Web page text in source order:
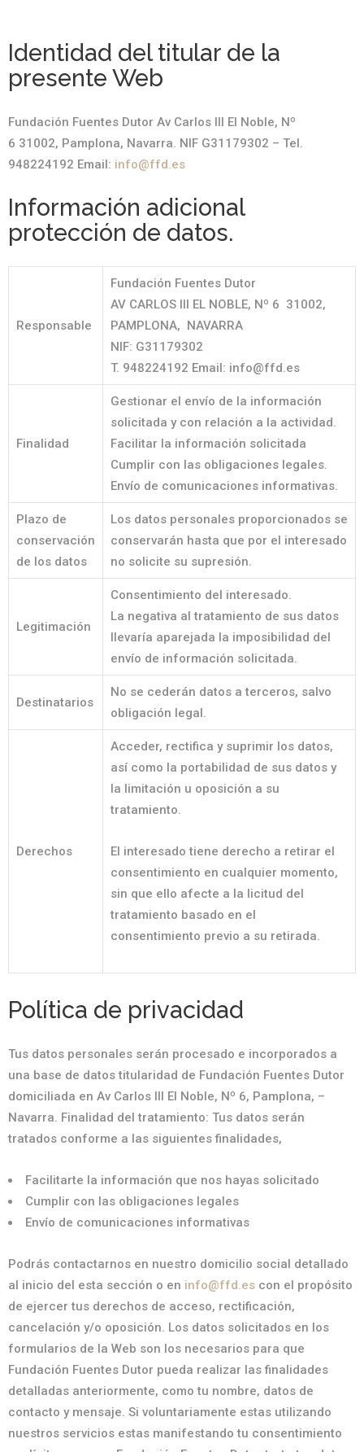
Identidad del titular de la
presente Web
Fundación Fuentes Dutor Av Carlos III El Noble, Nº
6 31002, Pamplona, Navarra. NIF G31179302 – Tel.
948224192 Email: info@ffd.es
Información adicional
protección de datos.
Responsable
Fundación Fuentes Dutor
AV CARLOS III EL NOBLE, Nº 6 31002,
PAMPLONA, NAVARRA
NIF: G31179302
T. 948224192 Email: info@ffd.es
Finalidad
Gestionar el envío de la información
solicitada y con relación a la actividad.
Facilitar la información solicitada
Cumplir con las obligaciones legales.
Envío de comunicaciones informativas.
Plazo de
conservación
de los datos
Los datos personales proporcionados se
conservarán hasta que por el interesado
no solicite su supresión.
Legitimación
Consentimiento del interesado.
La negativa al tratamiento de sus datos
llevaría aparejada la imposibilidad del
envío de información solicitada.
Destinatarios
No se cederán datos a terceros, salvo
obligación legal.
Derechos
Acceder, rectifica y suprimir los datos,
así como la portabilidad de sus datos y
la limitación u oposición a su
tratamiento.
El interesado tiene derecho a retirar el
consentimiento en cualquier momento,
sin que ello afecte a la licitud del
tratamiento basado en el
consentimiento previo a su retirada.
Política de privacidad
Tus datos personales serán procesado e incorporados a
una base de datos titularidad de Fundación Fuentes Dutor
domiciliada en Av Carlos III El Noble, Nº 6, Pamplona, –
Navarra. Finalidad del tratamiento: Tus datos serán
tratados conforme a las siguientes finalidades,
Facilitarte la información que nos hayas solicitado
Cumplir con las obligaciones legales
Envío de comunicaciones informativas
Podrás contactarnos en nuestro domicilio social detallado
al inicio del esta sección o en info@ffd.es con el propósito
de ejercer tus derechos de acceso, rectificación,
cancelación y/o oposición. Los datos solicitados en los
formularios de la Web son los necesarios para que
Fundación Fuentes Dutor pueda realizar las finalidades
detalladas anteriormente, como tu nombre, datos de
contacto y mensaje. Si voluntariamente estas utilizando
nuestros servicios estas manifestando tu consentimiento